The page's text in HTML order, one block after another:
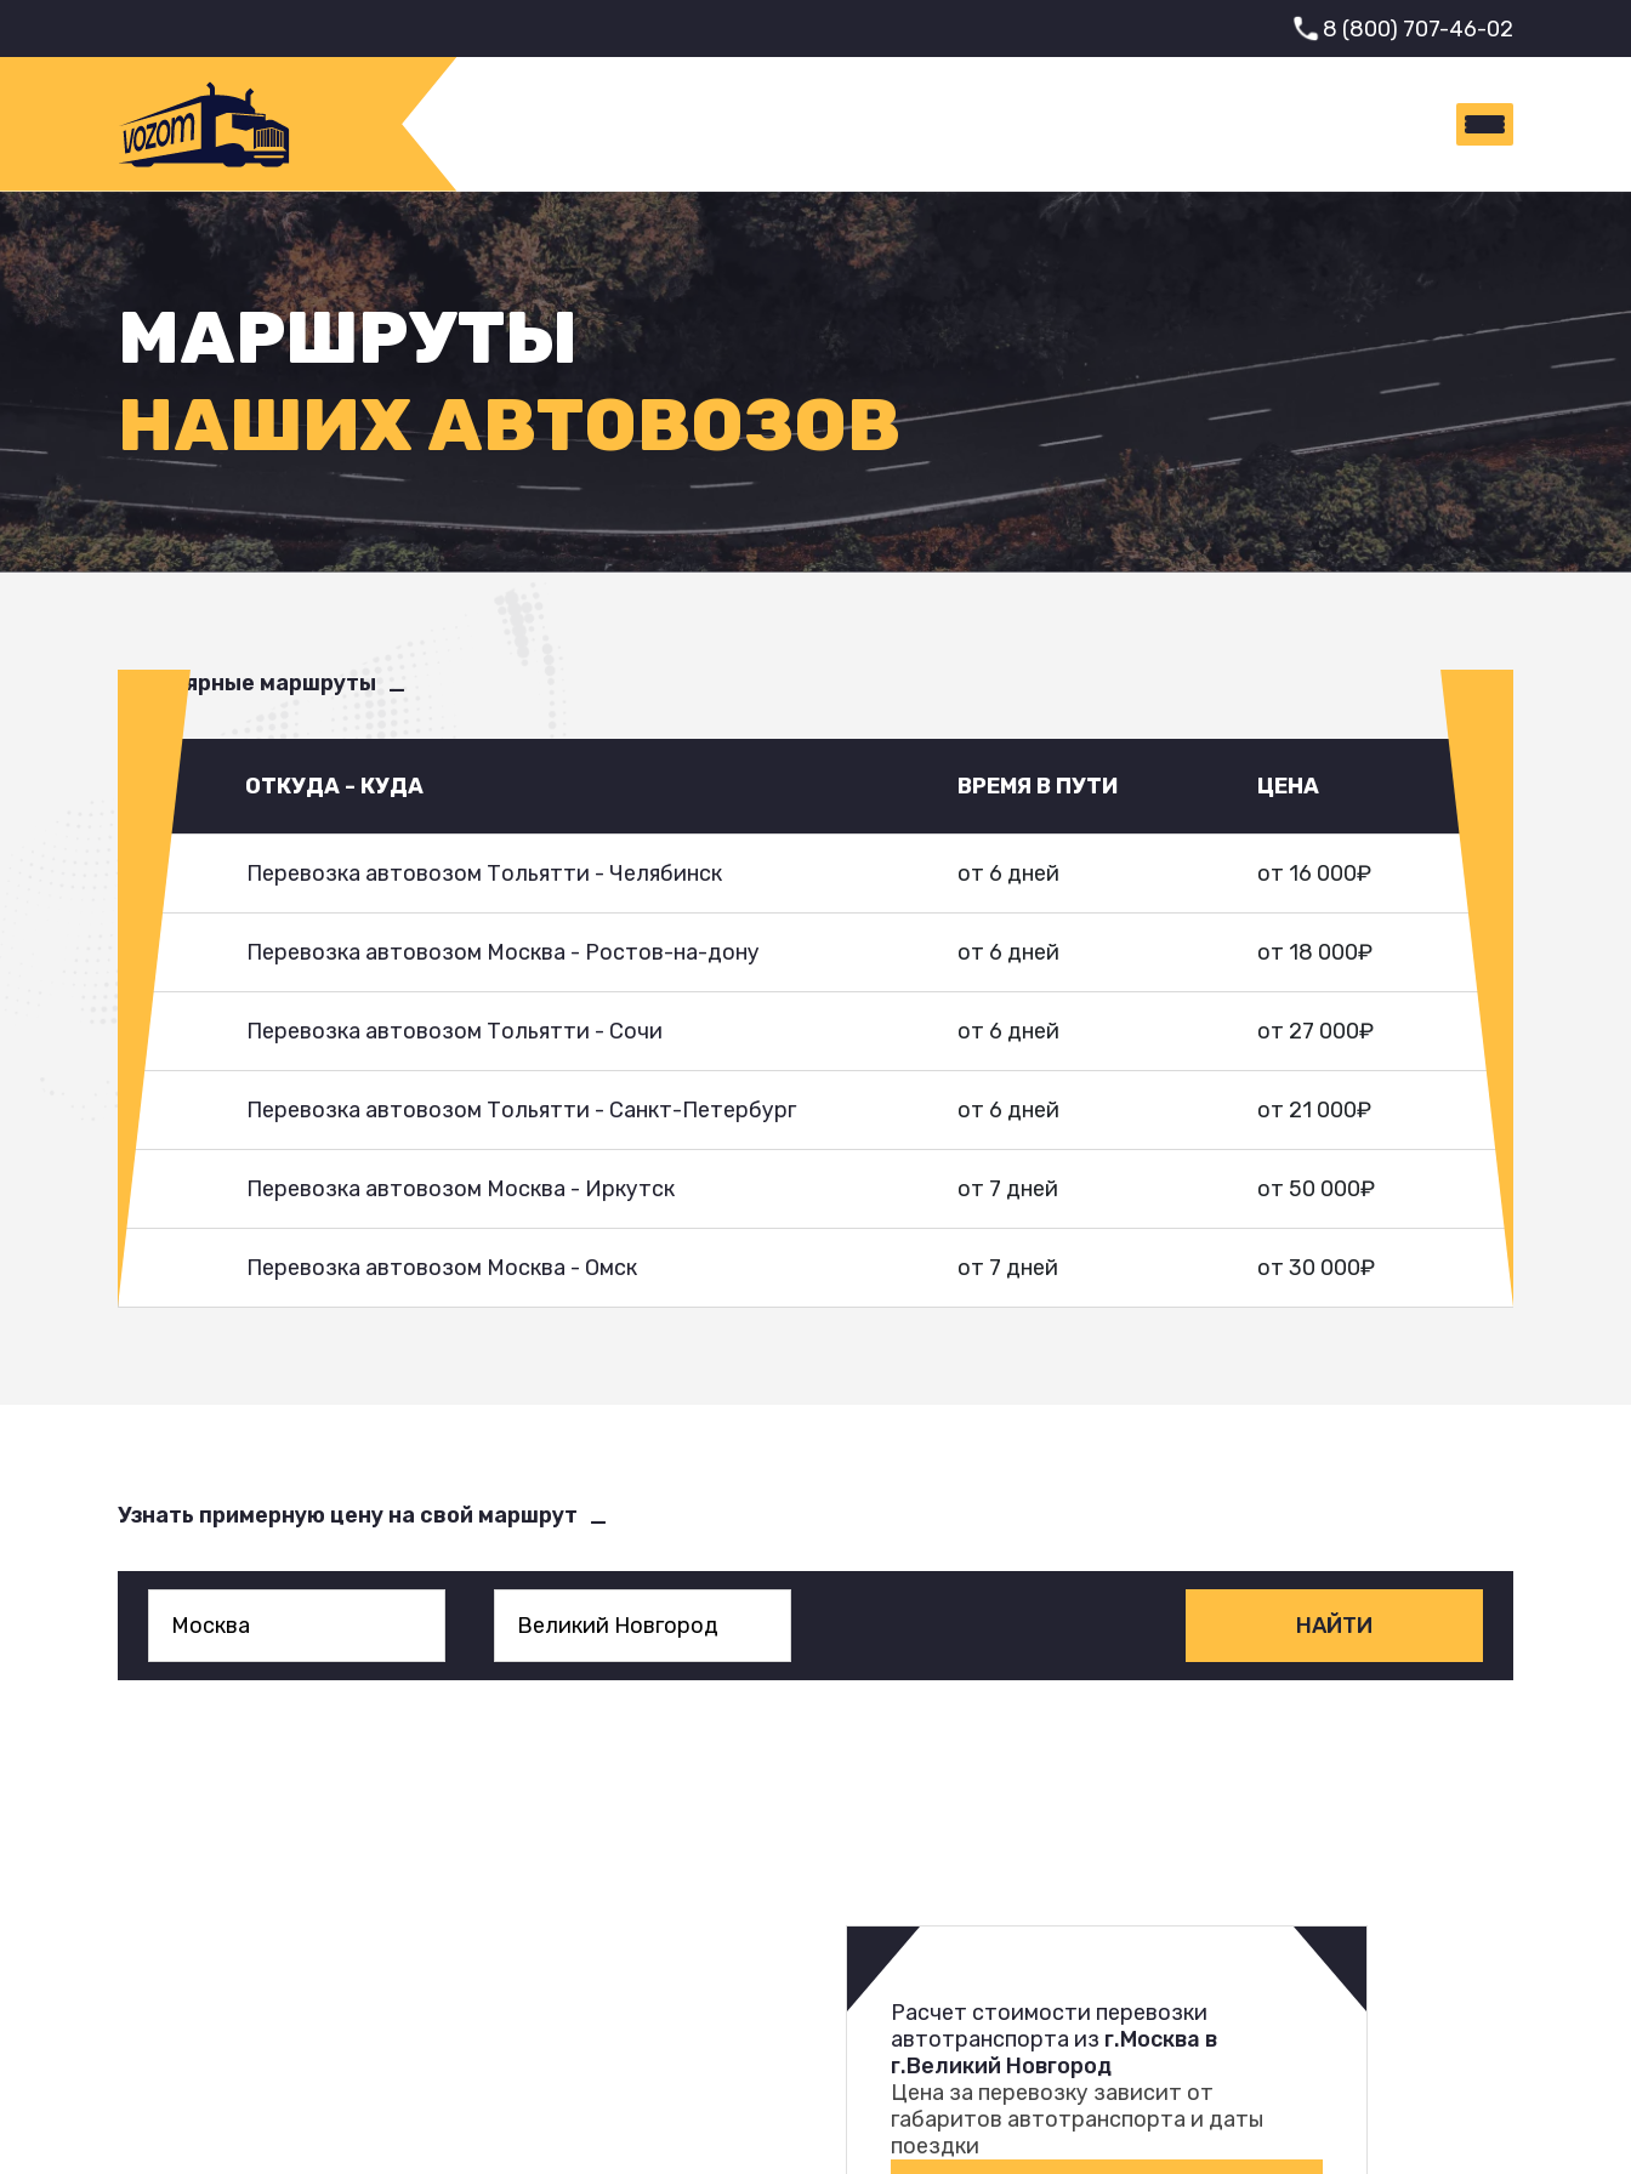
8 (800) 707-46-02
МАРШРУТЫ
НАШИХ АВТОВОЗОВ
Популярные маршруты
ОТКУДА - КУДА ВРЕМЯ В ПУТИ ЦЕНА
Перевозка автовозом Тольятти - Челябинск от 6 дней от 16 000₽
Перевозка автовозом Москва - Ростов-на-дону от 6 дней от 18 000₽
Перевозка автовозом Тольятти - Сочи от 6 дней от 27 000₽
Перевозка автовозом Тольятти - Санкт-Петербург от 6 дней от 21 000₽
Перевозка автовозом Москва - Иркутск от 7 дней от 50 000₽
Перевозка автовозом Москва - Омск от 7 дней от 30 000₽
Узнать примерную цену на свой маршрут
НАЙТИ
Расчет стоимости перевозки
автотранспорта из г.Москва в
г.Великий Новгород
Цена за перевозку зависит от
габаритов автотранспорта и даты
поездки